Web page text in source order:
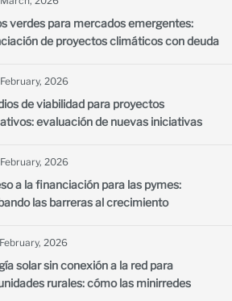
verdes para mercados emergentes:
de proyectos climáticos con deuda
2026
de viabilidad para proyectos
evaluación de nuevas iniciativas
2026
a la financiación para las pymes:
las barreras al crecimiento
2026
solar sin conexión a la red para
rurales: cómo las minirredes